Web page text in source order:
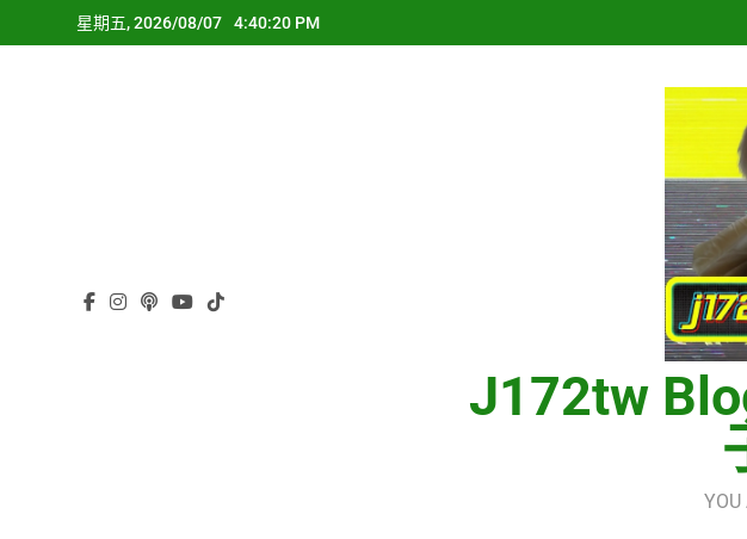
to
星期五, 2026/08/07 4:40:20 PM
J172tw
YOU